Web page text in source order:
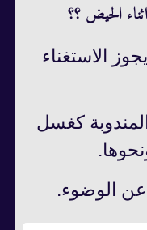
الحيض ؟؟
الاستغناء
كغسل